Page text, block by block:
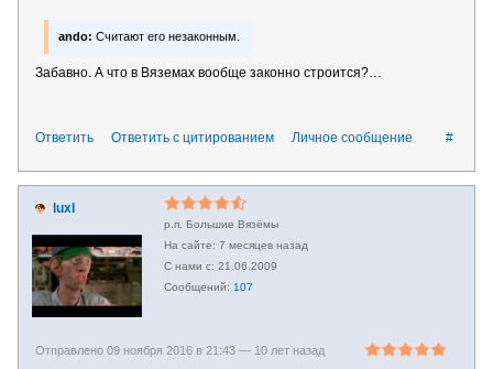
ando: Считают его незаконным.
Забавно. А что в Вяземах вообще законно строится?…
#
Ответить Ответить с цитированием Личное сообщение
luxl
р.п. Большие Вязёмы
7 месяцев назад
21.06.2009
107
Отправлено 09 ноября 2016 в 21:43 — 10 лет назад